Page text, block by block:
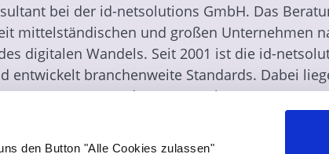
den Button "Alle Cookies zulassen"
bei der id-netsolutions GmbH. Das
mittelständischen und großen Unternehmen
digitalen Wandels. Seit 2001 ist die id-
entwickelt branchenweite Standards. Dabei
Lösungen rund um Enterprise Content
und Workflow-Management sowie
Themen ist Teil der eigenen digitalen